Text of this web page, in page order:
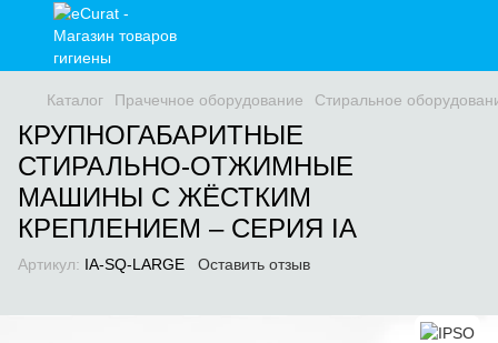
Каталог Прачечное оборудование Стиральное
КРУПНОГАБАРИТНЫЕ
СТИРАЛЬНО-ОТЖИМНЫЕ
МАШИНЫ С ЖЁСТКИМ
КРЕПЛЕНИЕМ – СЕРИЯ IA
Артикул: IA-SQ-LARGE Оставить отзыв